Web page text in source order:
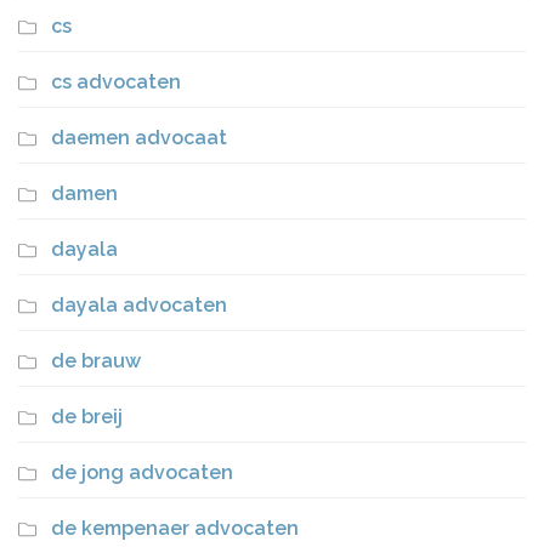
cs
cs advocaten
daemen advocaat
damen
dayala
dayala advocaten
de brauw
de breij
de jong advocaten
de kempenaer advocaten